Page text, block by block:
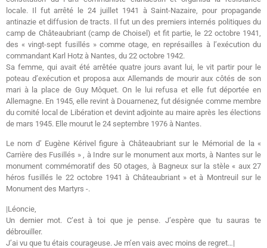
locale. Il fut arrêté le 24 juillet 1941 à Saint-Nazaire, pour propagande
antinazie et diffusion de tracts. Il fut un des premiers internés politiques du
camp de Châteaubriant (camp de Choisel) et fit partie, le 22 octobre 1941,
des « vingt-sept fusillés » comme otage, en représailles à l’exécution du
commandant Karl Hotz à Nantes, du 22 octobre 1942.
Sa femme, qui avait été arrêtée quatre jours avant lui, le vit partir pour le
poteau d’exécution et proposa aux Allemands de mourir aux côtés de son
mari à la place de Guy Môquet. On le lui refusa et elle fut déportée en
Allemagne. En 1945, elle revint à Douarnenez, fut désignée comme membre
du comité local de Libération et devint adjointe au maire après les élections
de mars 1945. Elle mourut le 24 septembre 1976 à Nantes.
Le nom d’ Eugène Kérivel figure à Châteaubriant sur le Mémorial de la «
Carrière des Fusillés » , à Indre sur le monument aux morts, à Nantes sur le
monument commémoratif des 50 otages, à Bagneux sur la stèle « aux 27
héros fusillés le 22 octobre 1941 à Châteaubriant » et à Montreuil sur le
Monument des Martyrs -.
|Léoncie,
Un dernier mot. C’est à toi que je pense. J’espère que tu sauras te
débrouiller.
J’ai vu que tu étais courageuse. Je m’en vais avec moins de regret…|